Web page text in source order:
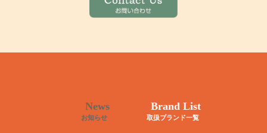
News
お知らせ
Brand List
取扱ブランド一覧